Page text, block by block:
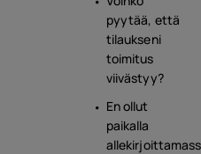
pyytää, että
tilaukseni
toimitus
viivästyy?
En ollut
paikalla